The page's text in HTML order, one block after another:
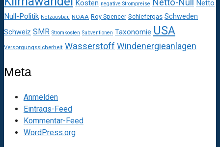
Kosten negative Strompreise Netto-Null
Netto
Null-Politik Netzausbau NOAA Roy Spencer Schiefergas Schweden
Schweiz SMR Stromkosten Subventionen Taxonomie USA
Versorgungssicherheit Wasserstoff Windenergieanlagen
Meta
Anmelden
Eintrags-Feed
Kommentar-Feed
WordPress.org